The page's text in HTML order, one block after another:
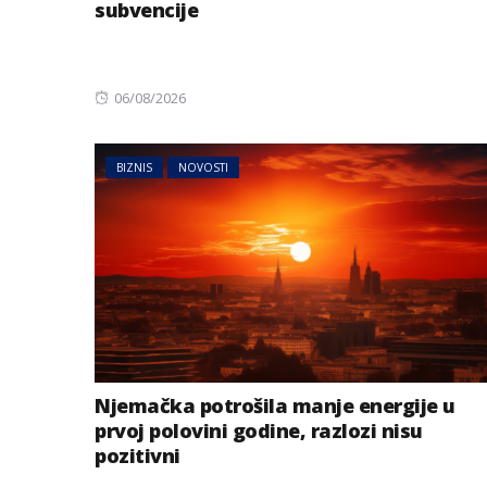
subvencije
Posted
06/08/2026
BIZNIS NOVOSTI
Njemačka potrošila manje energije u
prvoj polovini godine, razlozi nisu
pozitivni